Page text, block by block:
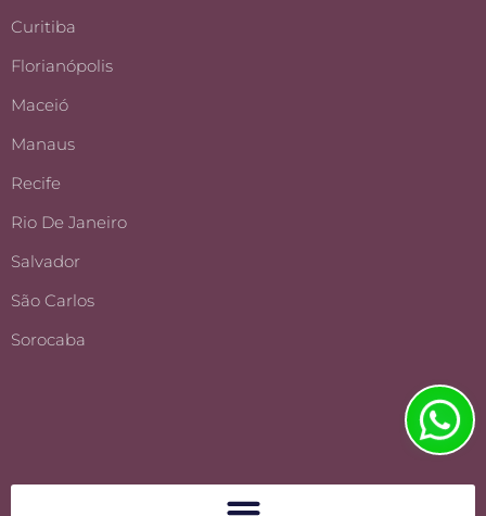
Curitiba
Florianópolis
Maceió
Manaus
Recife
Rio De Janeiro
Salvador
São Carlos
Sorocaba